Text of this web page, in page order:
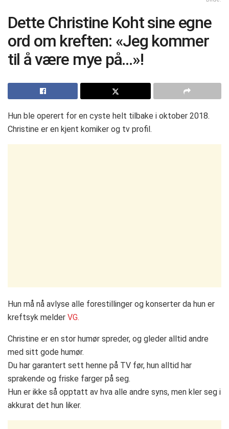
Dette Christine Koht sine egne
ord om kreften: «Jeg kommer
til å være mye på…»!
Hun ble operert for en cyste helt tilbake i oktober 2018.
Christine er en kjent komiker og tv profil.
Hun må nå avlyse alle forestillinger og konserter da hun er
kreftsyk melder VG.
Christine er en stor humør spreder, og gleder alltid andre
med sitt gode humør.
Du har garantert sett henne på TV før, hun alltid har
sprakende og friske farger på seg.
Hun er ikke så opptatt av hva alle andre syns, men kler seg i
akkurat det hun liker.